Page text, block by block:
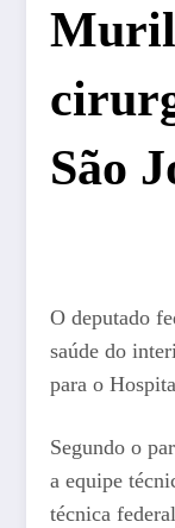
São
O deputado
saúde do
para o
Segundo o
a equipe
técnica